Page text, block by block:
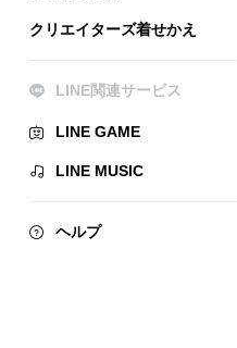
クリエイターズ着せかえ
LINE関連サービス
LINE GAME
LINE MUSIC
ヘルプ